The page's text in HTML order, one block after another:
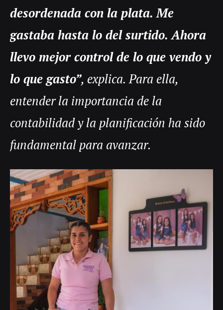
desordenada con la plata. Me
gastaba hasta lo del surtido. Ahora
llevo mejor control de lo que vendo y
lo que gasto”, explica. Para ella,
entender la importancia de la
contabilidad y la planificación ha sido
fundamental para avanzar.